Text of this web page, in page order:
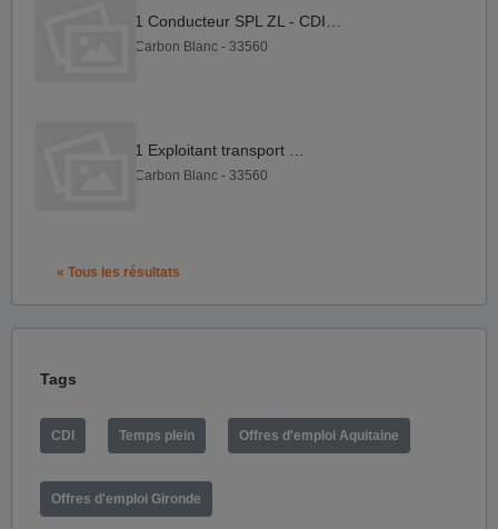
Carbon Blanc - 33560
Carbon Blanc - 33560
« Tous les résultats
Tags
CDI Temps plein Offres d'emploi Aquitaine
Offres d'emploi Gironde